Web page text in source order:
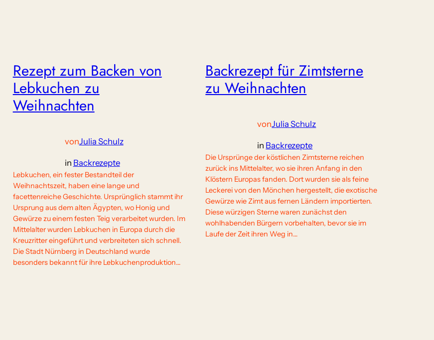
Rezept zum Backen von
Lebkuchen zu
Weihnachten
vonJulia Schulz
in Backrezepte
Lebkuchen, ein fester Bestandteil der
Weihnachtszeit, haben eine lange und
facettenreiche Geschichte. Ursprünglich stammt ihr
Ursprung aus dem alten Ägypten, wo Honig und
Gewürze zu einem festen Teig verarbeitet wurden. Im
Mittelalter wurden Lebkuchen in Europa durch die
Kreuzritter eingeführt und verbreiteten sich schnell.
Die Stadt Nürnberg in Deutschland wurde
besonders bekannt für ihre Lebkuchenproduktion…
Backrezept für Zimtsterne
zu Weihnachten
vonJulia Schulz
in Backrezepte
Die Ursprünge der köstlichen Zimtsterne reichen
zurück ins Mittelalter, wo sie ihren Anfang in den
Klöstern Europas fanden. Dort wurden sie als feine
Leckerei von den Mönchen hergestellt, die exotische
Gewürze wie Zimt aus fernen Ländern importierten.
Diese würzigen Sterne waren zunächst den
wohlhabenden Bürgern vorbehalten, bevor sie im
Laufe der Zeit ihren Weg in…